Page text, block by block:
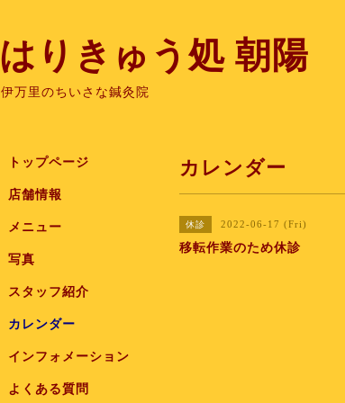
はりきゅう処 朝陽
伊万里のちいさな鍼灸院
カレンダー
休診 2022-06-17 (Fri)
移転作業のため休診
トップページ
店舗情報
メニュー
写真
スタッフ紹介
カレンダー
インフォメーション
よくある質問